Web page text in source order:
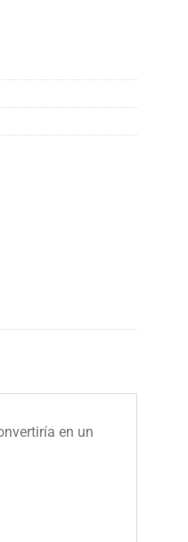
en un